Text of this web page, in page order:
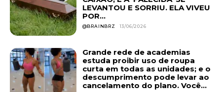
LEVANTOU E SORRIU. ELA VIVEU
POR...
@BRAINBRZ 13/06/2026
Grande rede de academias
estuda proibir uso de roupa
curta em todas as unidades; e o
descumprimento pode levar ao
cancelamento do plano. Você...